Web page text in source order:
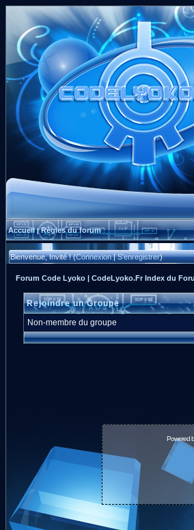
Accueil|Règles du forum
Bienvenue, Invité ! (Connexion|S'enregistrer)
Forum Code Lyoko | CodeLyoko.Fr Index du
Rejoindre un Groupe
Non-membre du groupe
Powered